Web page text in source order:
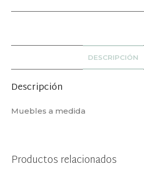
DESCRIPCIÓN
Descripción
Muebles a medida
Productos relacionados